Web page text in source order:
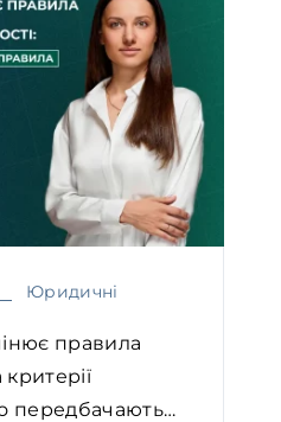
Юридичні
правила
передбачають